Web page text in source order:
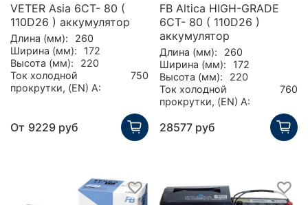
VETER Asia 6CT- 80 (
110D26 ) аккумулятор
Длина (мм):
260
Ширина (мм):
172
Высота (мм):
220
Ток холодной
прокрутки, (EN) А:
750
От 9229 руб
FB Altica HIGH-GRADE
6CT- 80 ( 110D26 )
аккумулятор
Длина (мм):
260
Ширина (мм):
172
Высота (мм):
220
Ток холодной
прокрутки, (EN) А:
760
28577 руб